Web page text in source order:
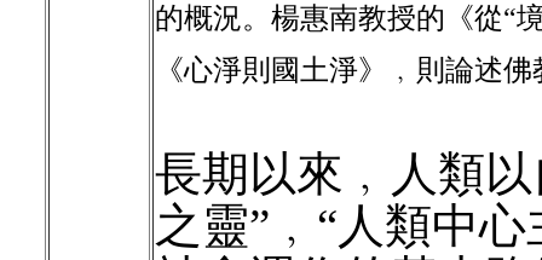
的概況。楊惠南教授的《從“
《心淨則國土淨》﹐則論述
長期以來﹐人類
之靈”﹐“人類中心